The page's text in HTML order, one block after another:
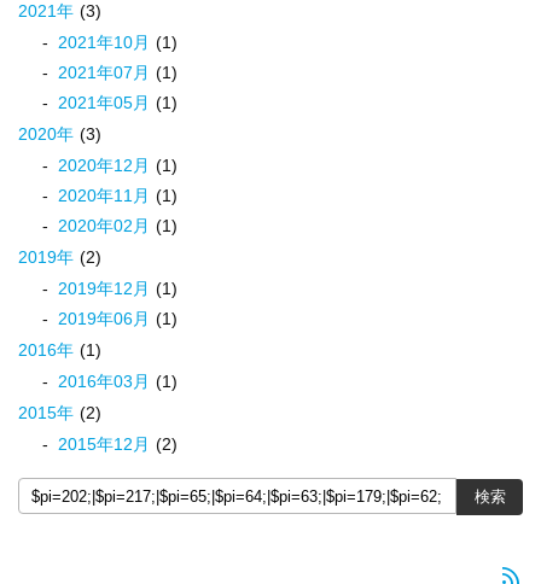
2021年 (3)
2021年10月 (1)
2021年07 月 (1)
2021年05月 (1)
2020年 (3)
2020年12 月 (1)
2020年11 月 (1)
2020年02 月 (1)
2019年 (2)
2019年12 月 (1)
2019年06月 (1)
2016年 (1)
2016年03 月 (1)
2015年 (2)
2015年12 月 (2)
rss_feed